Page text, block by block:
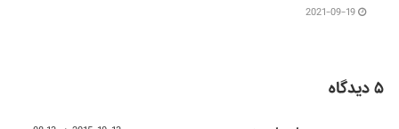
2021-09-19
۵ دیدگاه